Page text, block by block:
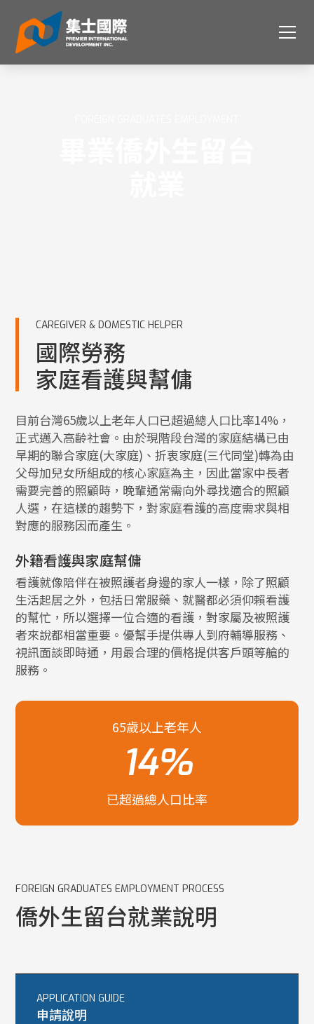
CAREGIVER & DOMESTIC HELPER
國際勞務
家庭看護與幫傭
目前台灣65歲以上老年人口已超過總人口比率14%，
正式邁入高齡社會。由於現階段台灣的家庭結構已由
早期的聯合家庭(大家庭)、折衷家庭(三代同堂)轉為由
父母加兒女所組成的核心家庭為主，因此當家中長者
需要完善的照顧時，晚輩通常需向外尋找適合的照顧
人選，在這樣的趨勢下，對家庭看護的高度需求與相
對應的服務因而產生。
外籍看護與家庭幫傭
看護就像陪伴在被照護者身邊的家人一樣，除了照顧
生活起居之外，包括日常服藥、就醫都必須仰賴看護
的幫忙，所以選擇一位合適的看護，對家屬及被照護
者來說都相當重要。優幫手提供專人到府輔導服務、
視訊面談即時通，用最合理的價格提供客戶頭等艙的
服務。
65歲以上老年人
14%
已超過總人口比率
FOREIGN GRADUATES EMPLOYMENT PROCESS
僑外生留台就業說明
APPLICATION GUIDE
申請說明